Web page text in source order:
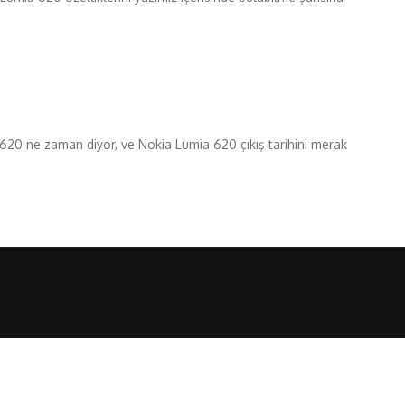
ne zaman diyor, ve Nokia Lumia 620 çıkış tarihini merak